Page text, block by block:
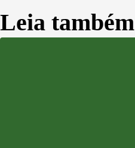
Leia também